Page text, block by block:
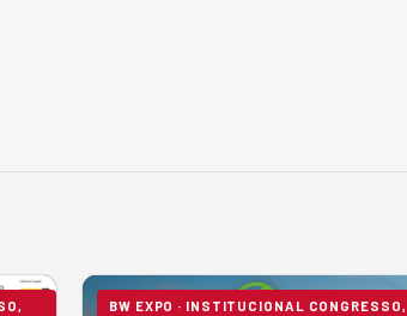
BW EXPO · INSTITUCIONAL CONGRESSO,